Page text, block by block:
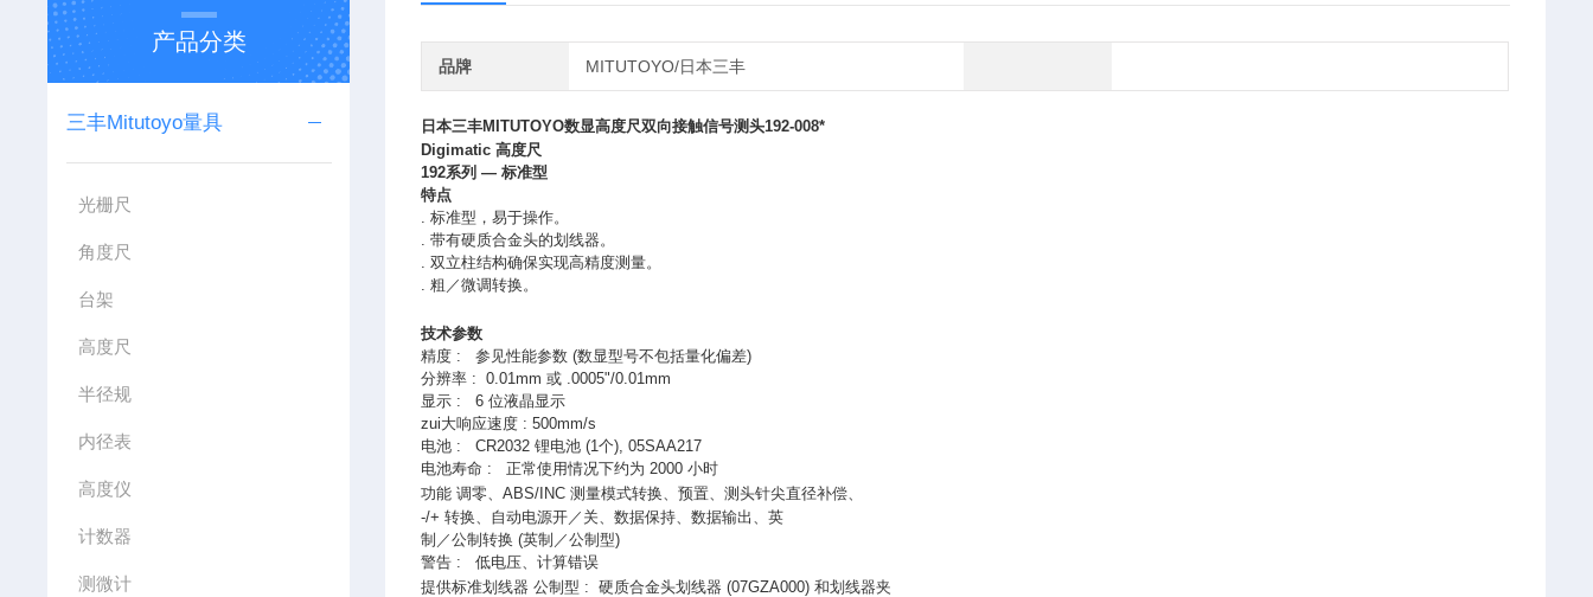
产品分类
三丰Mitutoyo量具
光栅尺
角度尺
台架
高度尺
半径规
内径表
高度仪
计数器
测微计
品牌 MITUTOYO/日本三丰
日本三丰MITUTOYO数显高度尺双向接触信号测头192-008*
Digimatic高度尺
192系列 —标准型
特点
.标准型，易于操作。
.带有硬质合金头的划线器。
.双立柱结构确保实现高精度测量。
.粗／微调转换。
技术参数
精度 :参见性能参数 (数显型号不包括量化偏差)
分辨率 : 0.01mm或 .0005"/0.01mm
显示 : 6位液晶显示
zui大响应速度 : 500mm/s
电池 : CR2032锂电池 (1个), 05SAA217
电池寿命 :正常使用情况下约为 2000小时
功能 调零、ABS/INC测量模式转换、预置、测头针尖直径补偿、
-/+转换、自动电源开／关、数据保持、数据输出、英
制／公制转换 (英制／公制型)
警告 :低电压、计算错误
提供标准划线器 公制型 :硬质合金头划线器 (07GZA000)和划线器夹